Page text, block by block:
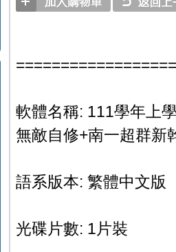
軟體名稱: 111學年上
無敵自修+南一超群新
語系版本: 繁體中文版
光碟片數: 1片裝